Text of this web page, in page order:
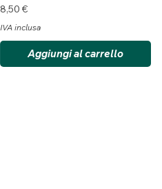
Prezzo
8,50 €
IVA inclusa
Aggiungi al carrello